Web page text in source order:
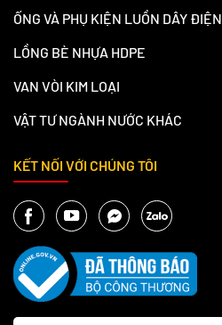
ỐNG VÀ PHỤ KIỆN LUỒN DÂY ĐIỆN
LỒNG BÈ NHỰA HDPE
VAN VÒI KIM LOẠI
VẬT TƯ NGÀNH NƯỚC KHÁC
KẾT NỐI VỚI CHÚNG TÔI